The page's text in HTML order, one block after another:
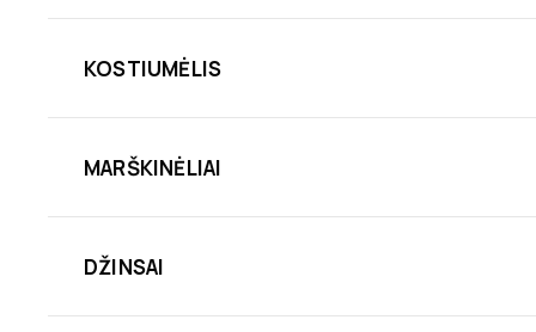
KOSTIUMĖLIS
MARŠKINĖLIAI
DŽINSAI